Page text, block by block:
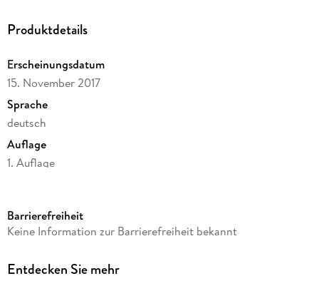
die sprachdidaktische Forschung und für die zukünftige
Die Arbeit gliedert sich in Definition, Verortung und Relevanz
von Bildungssprache, Bildungssprache und
fachübergreifendes Sprachenlernen sowie konkretisiert das
Sprachenlernen im Biologieunterricht und dessen
Möglichkeiten und Schwierigkeiten.
Produktdetails
Erscheinungsdatum
15. November 2017
Sprache
deutsch
Auflage
1. Auflage
Autor/Autorin
Verlag/Hersteller
Barrierefreiheit
Keine Information zur Barrierefreiheit bekannt
Entdecken Sie mehr